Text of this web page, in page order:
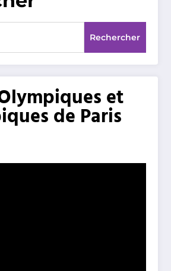
Rechercher
et
de Paris